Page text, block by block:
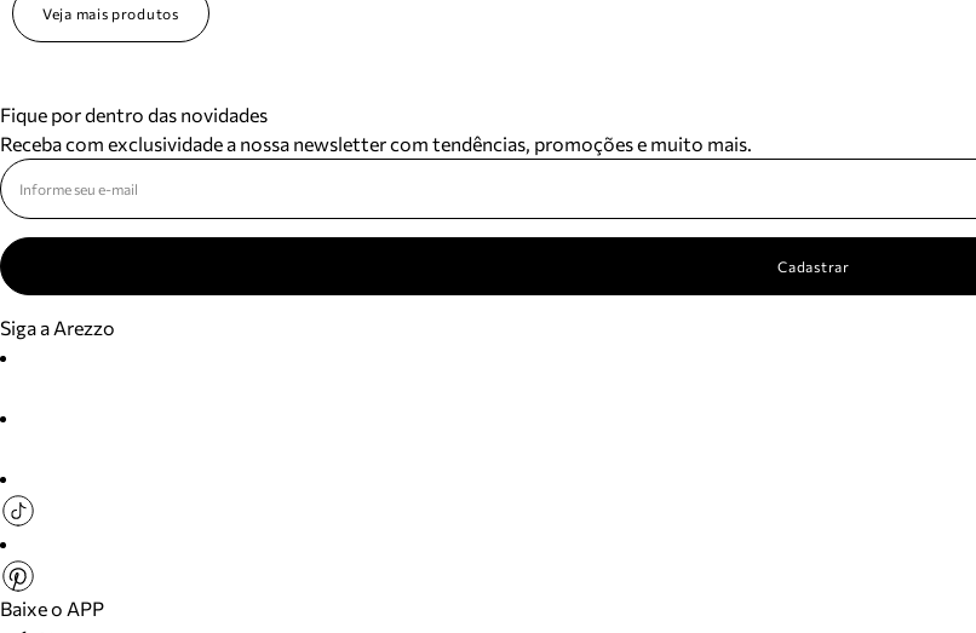
Veja mais produtos
Fique por dentro das novidades
Receba com exclusividade a nossa newsletter com tendências, promoções e muito mais.
Cadastrar
Siga a Arezzo
Baixe o APP